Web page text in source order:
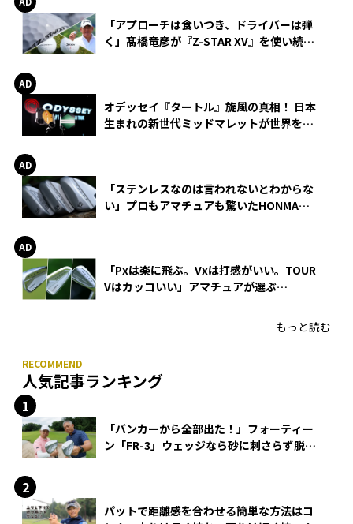
「アプローチは食いつき、ドライバーは弾
く」髙橋竜彦が『Z-STAR XV』を使い続け
オデッセイ『タートル』旋風の真相！ 日本
生まれの新世代ミッドマレットが世界を席
「ステンレスなのは言われないとわからな
い」プロもアマチュアも驚いたHONMA
「Pxは楽に飛ぶ。Vxは打感がいい。TOUR
Vはカッコいい」アマチュアが選ぶ
もっと読む
人気記事ランキング
「バンカーから全部出た！」フォーティー
ン「FR-3」ウェッジなら砂に刺さらず脱出
パットで距離感を合わせる簡単な方法はコ